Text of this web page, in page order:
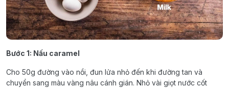
Bước 1: Nấu caramel
Cho 50g đường vào nồi, đun lửa nhỏ đến khi đường tan và
chuyển sang màu vàng nâu cánh gián. Nhỏ vài giọt nước cốt